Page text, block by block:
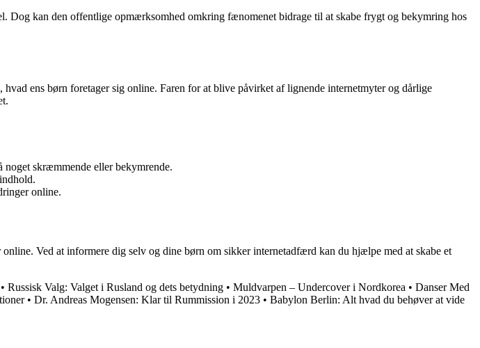
Dog kan den offentlige opmærksomhed omkring fænomenet bidrage til at skabe frygt og bekymring hos
ens børn foretager sig online. Faren for at blive påvirket af lignende internetmyter og dårlige
skræmmende eller bekymrende.
online.
Ved at informere dig selv og dine børn om sikker internetadfærd kan du hjælpe med at skabe et
• Russisk Valg: Valget i Rusland og dets betydning • Muldvarpen – Undercover i Nordkorea • Danser Med
• Dr. Andreas Mogensen: Klar til Rummission i 2023 • Babylon Berlin: Alt hvad du behøver at vide